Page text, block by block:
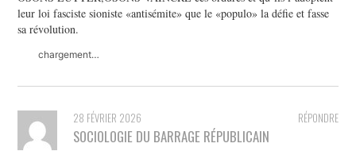
leur loi fasciste sioniste «antisémite» que le «populo» la défie et fasse
sa révolution.
chargement…
RÉPONDRE
28 FÉVRIER 2026
SOCIOLOGIE DU BARRAGE RÉPUBLICAIN